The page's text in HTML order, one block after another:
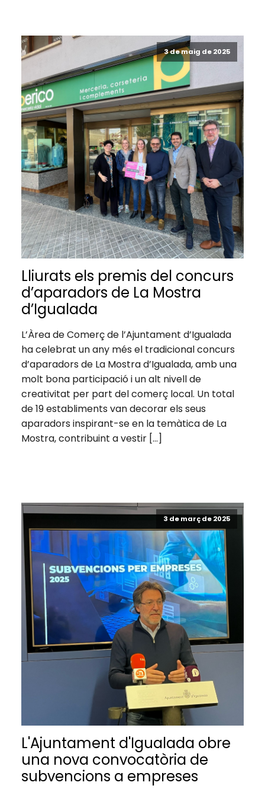
3 de maig de 2025
Lliurats els premis del concurs
d’aparadors de La Mostra
d’Igualada
L’Àrea de Comerç de l’Ajuntament d’Igualada
ha celebrat un any més el tradicional concurs
d’aparadors de La Mostra d’Igualada, amb una
molt bona participació i un alt nivell de
creativitat per part del comerç local. Un total
de 19 establiments van decorar els seus
aparadors inspirant-se en la temàtica de La
Mostra, contribuint a vestir […]
3 de març de 2025
L'Ajuntament d'Igualada obre
una nova convocatòria de
subvencions a empreses